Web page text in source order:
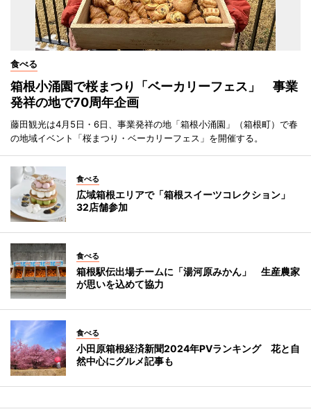
食べる
箱根小涌園で桜まつり「ベーカリーフェス」 事業
発祥の地で70周年企画
藤田観光は4月5日・6日、事業発祥の地「箱根小涌園」（箱根町）で春
の地域イベント「桜まつり・ベーカリーフェス」を開催する。
食べる
広域箱根エリアで「箱根スイーツコレクション」
32店舗参加
食べる
箱根駅伝出場チームに「湯河原みかん」 生産農家
が思いを込めて協力
食べる
小田原箱根経済新聞2024年PVランキング 花と自
然中心にグルメ記事も